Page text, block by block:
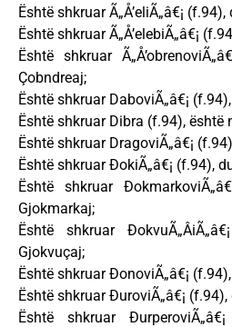
Është shkruar Ã„Å’eliÃ„â€¡
Është shkruar Ã„Å’elebiÃ„â€¡
Është shkruar
Çobndreaj;
Është shkruar DaboviÃ„â€¡
Është shkruar Dibra (f.94), është
Është shkruar DragoviÃ„â€¡
Është shkruar ÐokiÃ„â€¡ (f.94),
Është shkruar
Gjokmarkaj;
Është shkruar
Gjokvuçaj;
Është shkruar ÐonoviÃ„â€¡
Është shkruar ÐuroviÃ„â€¡
Është shkruar